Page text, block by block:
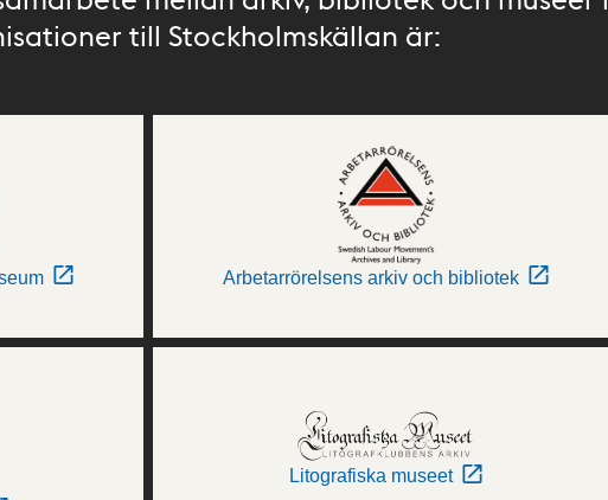
till Stockholmskällan är:
Arbetarrörelsens arkiv och bibliotek
Litografiska museet